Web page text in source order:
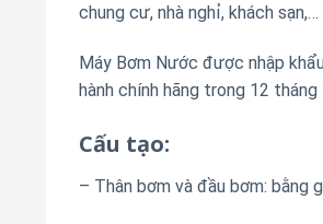
chung cư, nhà nghỉ, khách sạn,…
Máy Bơm Nước được nhập
hành chính hãng trong 12
Cấu tạo:
– Thân bơm và đầu bơm: bằng